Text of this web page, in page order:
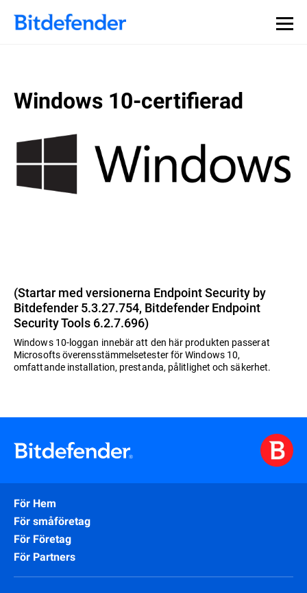
Windows 10-certifierad
(Startar med versionerna Endpoint Security by
Bitdefender 5.3.27.754, Bitdefender Endpoint
Security Tools 6.2.7.696)
Windows 10-loggan innebär att den här produkten passerat
Microsofts överensstämmelsetester för Windows 10,
omfattande installation, prestanda, pålitlighet och säkerhet.
För Hem
För småföretag
För Företag
För Partners